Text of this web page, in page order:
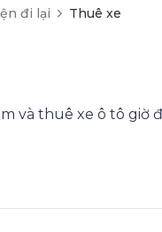
đi lại Thuê xe
và thuê xe ô tô giờ